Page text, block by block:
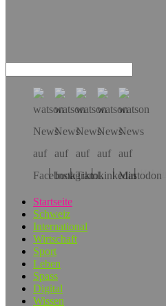
Hol
Startseite
Schweiz
International
Wirtschaft
Sport
Leben
Spass
Digital
Wissen